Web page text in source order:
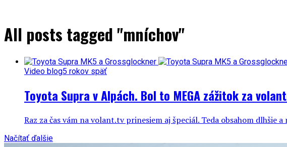
All posts tagged "mníchov"
Video blog5 rokov späť
Toyota Supra v Alpách. Bol to MEGA zážitok za
Raz za čas vám na volant.tv prinesiem aj špeciál. Teda obsahom dlhšie
Načítať ďalšie